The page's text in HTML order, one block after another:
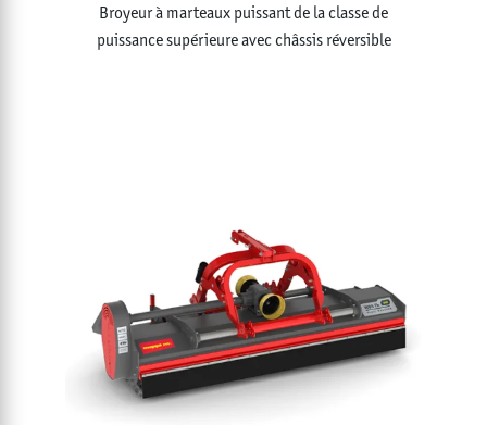
Broyeur à marteaux puissant de la classe de
puissance supérieure avec châssis réversible